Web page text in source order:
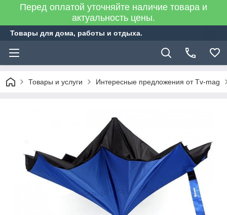
Перед оплатой уточняйте наличие товара и
актуальность цены.
Товары для дома, работы и отдыха.
Товары и услуги Интересные предложения от Tv-mag